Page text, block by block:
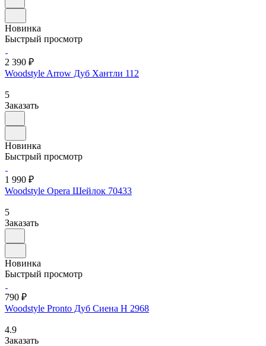
Новинка
Быстрый просмотр
2 390 ₽
Woodstyle Arrow Дуб Хантли 112
5
Заказать
Новинка
Быстрый просмотр
1 990 ₽
Woodstyle Opera Шейлок 70433
5
Заказать
Новинка
Быстрый просмотр
790 ₽
Woodstyle Pronto Дуб Сиена H 2968
4.9
Заказать